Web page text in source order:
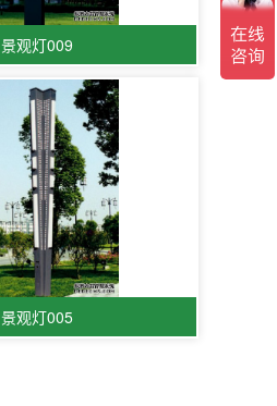
景观灯009
景观灯005